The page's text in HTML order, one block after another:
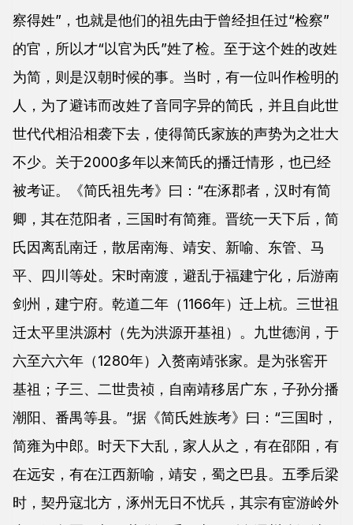
察得姓”，也就是他们的祖先由于曾经担任过“检察”
的官，所以才“以官为氏”姓了检。至于这个姓的改姓
为简，则是汉朝时候的事。当时，有一位叫作检明的
人，为了避讳而改姓了音同字异的简氏，并且自此世
世代代相沿相袭下去，使得简氏家族的声势为之壮大
不少。关于2000多年以来简氏的播迁情形，也已经
被考证。《简氏祖先考》曰：“在涿郡者，汉时有简
卿，其在范阳者，三国时有简雍。晋统一天下后，简
氏因离乱南迁，散居南海、靖安、新喻、东管、马
平、四川等处。宋时南渡，避乱于福建宁化，后游南
剑州，建宁府。乾道二年（1166年）迁上杭。三世祖
迁太平里洪源村（先为洪源开基祖）。九世德润，于
六至六六年（1280年）入赘南靖张家。是为张窖开
基祖；子三、二世贵祯，自南靖移居广东，子孙分播
潮阳、番禺等县。”据《简氏姓族考》曰：“三国时，
简雍为中郎。时天下大乱，家人从之，有在邵阳，有
在远安，有在江西新喻，靖安，蜀之巴县。五季后梁
时，契丹寇北方，涿州无日不忧兵，其宗有宦游岭外